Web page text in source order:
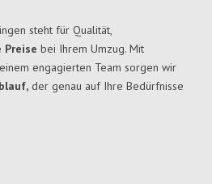
steht für Qualität,
bei Ihrem Umzug. Mit
engagierten Team sorgen wir
der genau auf Ihre Bedürfnisse